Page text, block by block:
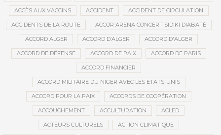
ACCÈS AUX VACCINS ACCIDENT ACCIDENT DE CIRCULATION
ACCIDENTS DE LA ROUTE ACCOR ARENA CONCERT SIDIKI DIABATÉ
ACCORD ALGER ACCORD D’ALGER ACCORD D'ALGER
ACCORD DE DÉFENSE ACCORD DE PAIX ACCORD DE PARIS
ACCORD FINANCIER
ACCORD MILITAIRE DU NIGER AVEC LES ETATS-UNIS
ACCORD POUR LA PAIX ACCORDS DE COOPÉRATION
ACCOUCHEMENT ACCULTURATION ACLED
ACTEURS CULTURELS ACTION CLIMATIQUE